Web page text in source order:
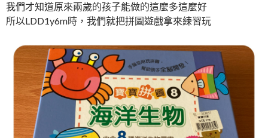
我們才知道原來兩歲的孩子能做的這麼多這麼好
所以LDD1y6m時，我們就把拼圖遊戲拿來練習玩